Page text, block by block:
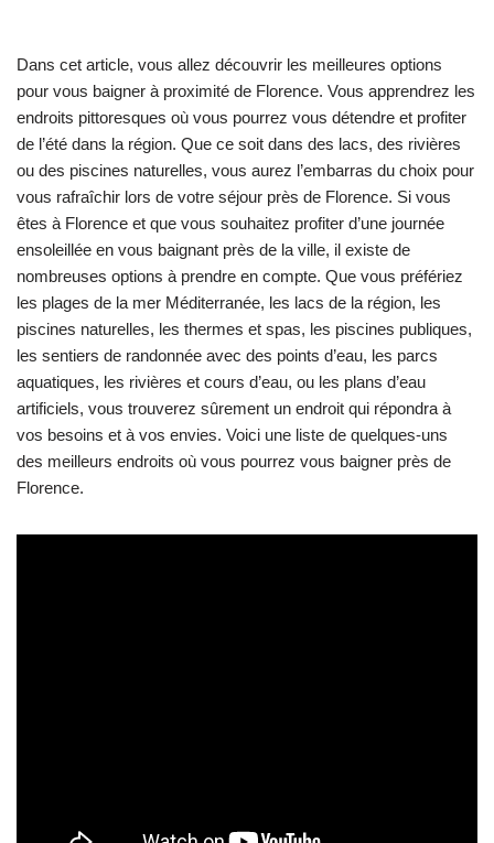
Dans cet article, vous allez découvrir les meilleures options
pour vous baigner à proximité de Florence. Vous apprendrez les
endroits pittoresques où vous pourrez vous détendre et profiter
de l’été dans la région. Que ce soit dans des lacs, des rivières
ou des piscines naturelles, vous aurez l’embarras du choix pour
vous rafraîchir lors de votre séjour près de Florence. Si vous
êtes à Florence et que vous souhaitez profiter d’une journée
ensoleillée en vous baignant près de la ville, il existe de
nombreuses options à prendre en compte. Que vous préfériez
les plages de la mer Méditerranée, les lacs de la région, les
piscines naturelles, les thermes et spas, les piscines publiques,
les sentiers de randonnée avec des points d’eau, les parcs
aquatiques, les rivières et cours d’eau, ou les plans d’eau
artificiels, vous trouverez sûrement un endroit qui répondra à
vos besoins et à vos envies. Voici une liste de quelques-uns
des meilleurs endroits où vous pourrez vous baigner près de
Florence.